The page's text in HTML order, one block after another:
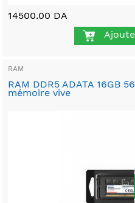
14500.00 DA
RAM
RAM DDR5 ADATA 16GB
mémoire vive